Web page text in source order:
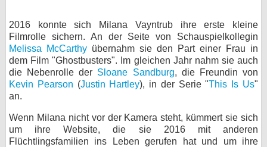
2016 konnte sich Milana Vayntrub ihre erste kleine
Filmrolle sichern. An der Seite von Schauspielkollegin
Melissa McCarthy übernahm sie den Part einer Frau in
dem Film "Ghostbusters". Im gleichen Jahr nahm sie auch
die Nebenrolle der Sloane Sandburg, die Freundin von
Kevin Pearson (Justin Hartley), in der Serie "This Is Us"
an.
Wenn Milana nicht vor der Kamera steht, kümmert sie sich
um ihre Website, die sie 2016 mit anderen
Flüchtlingsfamilien ins Leben gerufen hat und um ihre